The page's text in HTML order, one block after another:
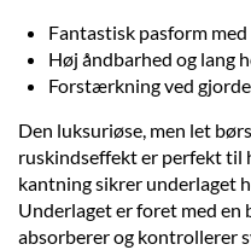
Fantastisk pasform
Høj åndbarhed og lang
Forstærkning ved
Den luksuriøse, men let
ruskindseffekt er perfekt til
kantning sikrer underlaget
Underlaget er foret med
absorberer og kontrollerer